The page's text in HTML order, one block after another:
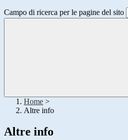
Campo di ricerca per le pagine del sito
Home >
Altre info
Altre info